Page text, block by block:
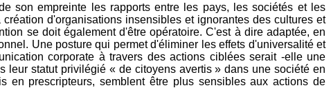
son empreinte les rapports entre les pays, les sociétés et les
d'organisations insensibles et ignorantes des cultures et
se doit également d'être opératoire. C'est à dire adaptée, en
Une posture qui permet d'éliminer les effets d'universalité et
corporate à travers des actions ciblées serait -elle une
statut privilégié « de citoyens avertis » dans une société en
en prescripteurs, semblent être plus sensibles aux actions de